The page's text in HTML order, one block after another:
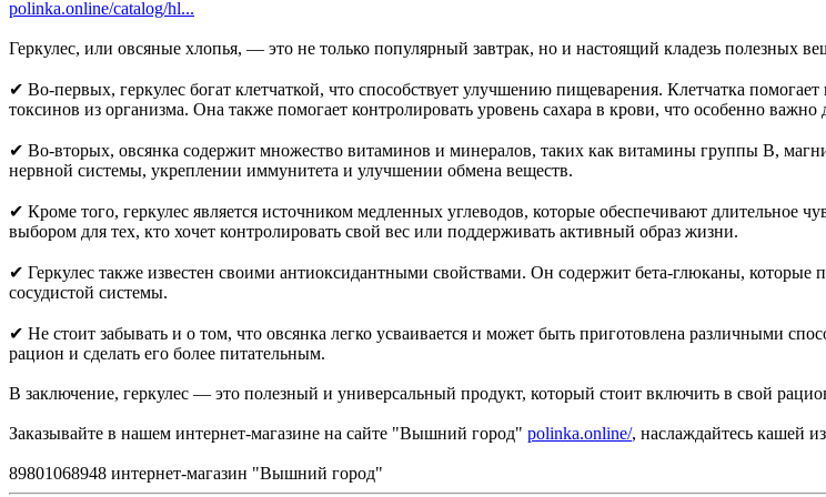
polinka.online/catalog/hl...
Геркулес, или овсяные хлопья, — это не только популярный завтрак, но и настоящий кладезь полезных
✔ Во-первых, геркулес богат клетчаткой, что способствует улучшению пищеварения. Клетчатка
токсинов из организма. Она также помогает контролировать уровень сахара в крови, что особенно важно
✔ Во-вторых, овсянка содержит множество витаминов и минералов, таких как витамины группы B,
нервной системы, укреплении иммунитета и улучшении обмена веществ.
✔ Кроме того, геркулес является источником медленных углеводов, которые обеспечивают длительное
выбором для тех, кто хочет контролировать свой вес или поддерживать активный образ жизни.
✔ Геркулес также известен своими антиоксидантными свойствами. Он содержит бета-глюканы, которые
сосудистой системы.
✔ Не стоит забывать и о том, что овсянка легко усваивается и может быть приготовлена различными
рацион и сделать его более питательным.
В заключение, геркулес — это полезный и универсальный продукт, который стоит включить в свой
Заказывайте в нашем интернет-магазине на сайте "Вышний город" polinka.online/, наслаждайтесь кашей
89801068948 интернет-магазин "Вышний город"